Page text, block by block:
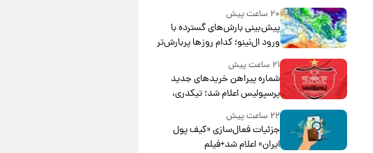
۲۰ ساعت پیش
پیش‌بینی بارش‌های گسترده با
ورود ال‌نینو؛ کدام روزها پربارش‌تر
خواهند بود؟
۲۱ ساعت پیش
شماره پیراهن خریدهای جدید
پرسپولیس اعلام شد؛ تیکدری،
۲۲ ساعت پیش
جزئیات فعال‌سازی «کیف پول
ایران» اعلام شد+فیلم